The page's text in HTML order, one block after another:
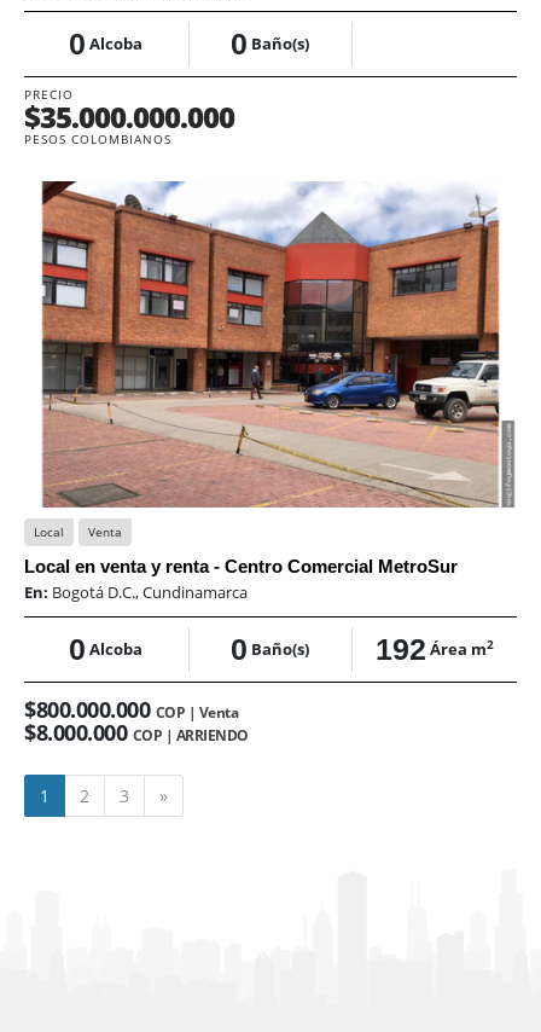
0 Alcoba 0 Baño(s)
PRECIO
$35.000.000.000
PESOS COLOMBIANOS
Local Venta
Local en venta y renta - Centro Comercial MetroSur
En: Bogotá D.C., Cundinamarca
0 Alcoba 0 Baño(s) 192 Área m2
$800.000.000 COP | Venta
$8.000.000 COP | ARRIENDO
1 2 3 »